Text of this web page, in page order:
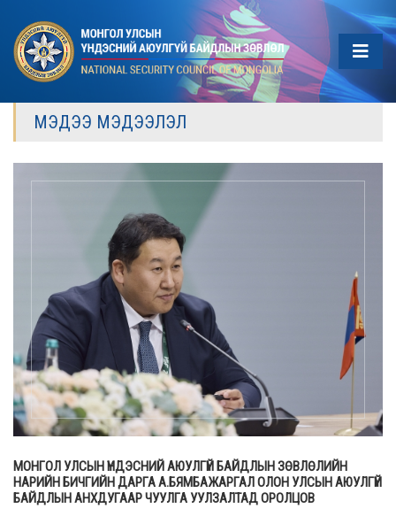
МЭДЭЭ МЭДЭЭЛЭЛ
МОНГОЛ УЛСЫН ҮНДЭСНИЙ АЮУЛГҮЙ БАЙДЛЫН ЗӨВЛӨЛИЙН
НАРИЙН БИЧГИЙН ДАРГА А.БЯМБАЖАРГАЛ ОЛОН УЛСЫН АЮУЛГҮЙ
БАЙДЛЫН АНХДУГААР ЧУУЛГА УУЛЗАЛТАД ОРОЛЦОВ